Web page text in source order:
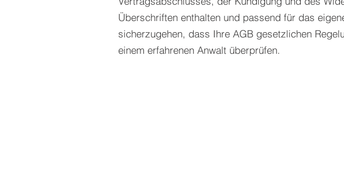
Überschriften enthalten und passend für das
sicherzugehen, dass Ihre AGB gesetzlichen
einem erfahrenen Anwalt überprüfen.